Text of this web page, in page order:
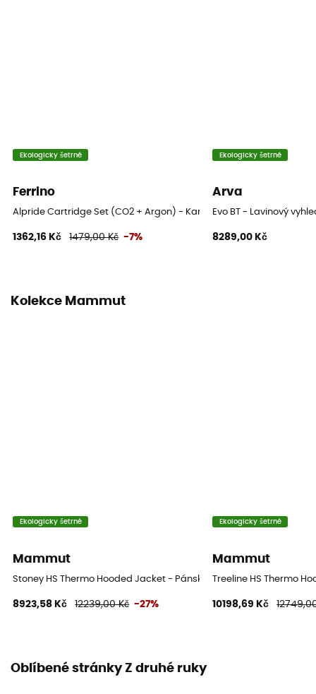
Ekologicky šetrné
Ferrino
Alpride Cartridge Set (CO2 + Argon) - Kartuše pro lavinový batoh
1362,16 Kč 1479,00 Kč -7%
Ekologicky šetrné
Arva
Evo BT - Lavinový
8289,00 Kč
Kolekce Mammut
Ekologicky šetrné
Mammut
Stoney HS Thermo Hooded Jacket - Pánská lyžařská bunda
8923,58 Kč 12239,00 Kč -27%
Ekologicky šetrné
Mammut
Treeline HS Thermo
10198,69 Kč
Oblíbené stránky Z druhé ruky